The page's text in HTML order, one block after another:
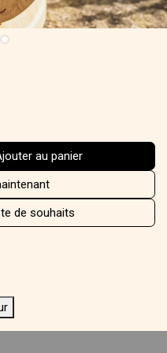
au panier
de souhaits